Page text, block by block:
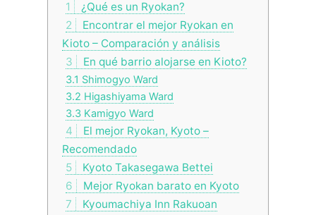
1
¿Qué es un Ryokan?
2
Encontrar el mejor Ryokan en
Kioto – Comparación y análisis
3
En qué barrio alojarse en Kioto?
3.1 Shimogyo Ward
3.2 Higashiyama Ward
3.3 Kamigyo Ward
4
El mejor Ryokan, Kyoto –
Recomendado
5
Kyoto Takasegawa Bettei
6
Mejor Ryokan barato en Kyoto
7
Kyoumachiya Inn Rakuoan